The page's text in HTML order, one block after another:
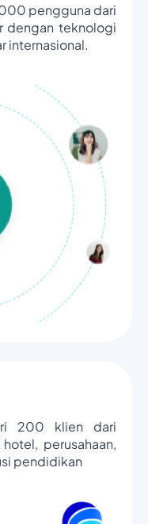
pengguna dari
dengan teknologi
internasional.
200 klien dari
perusahaan,
pendidikan